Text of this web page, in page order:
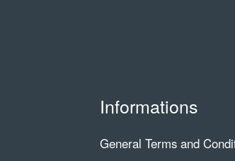
Informations
General Terms and